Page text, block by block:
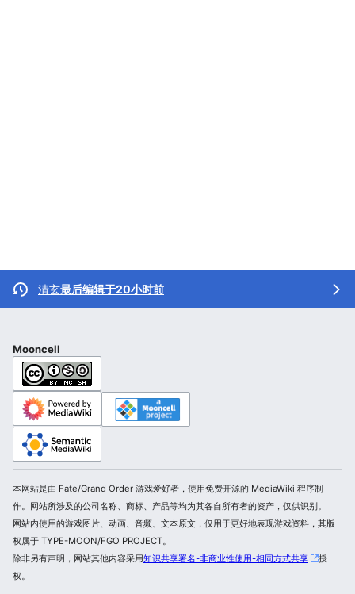
清玄最后编辑于20小时前
Mooncell
本网站是由 Fate/Grand Order 游戏爱好者，使用免费开源的 MediaWiki 程序制
作。网站所涉及的公司名称、商标、产品等均为其各自所有者的资产，仅供识别。
网站内使用的游戏图片、动画、音频、文本原文，仅用于更好地表现游戏资料，其版
权属于 TYPE-MOON/FGO PROJECT。
除非另有声明，网站其他内容采用知识共享署名-非商业性使用-相同方式共享
授
权。